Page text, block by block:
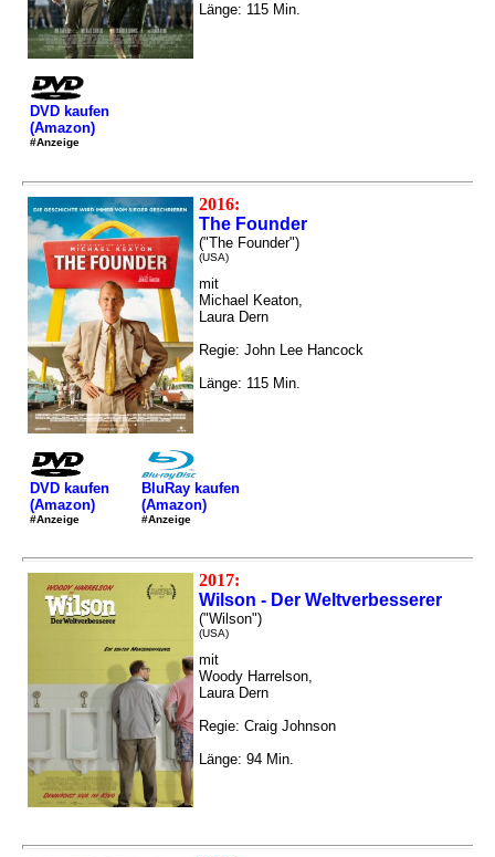
Länge: 115 Min.
DVD kaufen
(Amazon)
#Anzeige
2016:
The Founder
("The Founder")
(USA)
mit
Michael Keaton,
Laura Dern
Regie: John Lee Hancock
Länge: 115 Min.
DVD kaufen
(Amazon)
#Anzeige
BluRay kaufen
(Amazon)
#Anzeige
2017:
Wilson - Der Weltverbesserer
("Wilson")
(USA)
mit
Woody Harrelson,
Laura Dern
Regie: Craig Johnson
Länge: 94 Min.